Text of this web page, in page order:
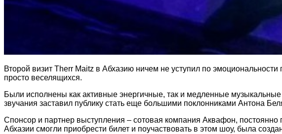
Второй визит Therr Maitz в Абхазию ничем не уступил по
просто веселящихся.
Были исполнены как активные энергичные, так и медленные
звучания заставил публику стать еще большими поклонниками Антона
Спонсор и партнер выступления – сотовая компания Аквафон,
Абхазии смогли приобрести билет и поучаствовать в этом шоу, была